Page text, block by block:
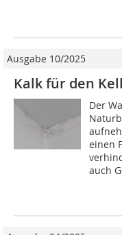
Ausgabe 10/2025
Kalk für den
Der
einen
auch